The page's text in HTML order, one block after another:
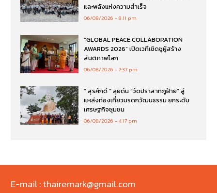
และพลังแห่งความสำเร็จ
06/08/2026 8:11 pm
“GLOBAL PEACE COLLABORATION
AWARDS 2026” เปิดเวทีเชิดชูผู้สร้าง
สันติภาพโลก
06/08/2026 7:37 pm
“ สุรศักดิ์ ” ลุยดัน “วัดปราสาทภูฝ้าย” สู่
แหล่งท่องเที่ยวมรดกวัฒนธรรม ยกระดับ
เศรษฐกิจชุมชน
06/08/2026 4:17 pm
E-mail : thairemark@gmail.com